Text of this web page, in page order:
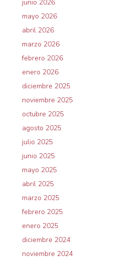
junio 2026
mayo 2026
abril 2026
marzo 2026
febrero 2026
enero 2026
diciembre 2025
noviembre 2025
octubre 2025
agosto 2025
julio 2025
junio 2025
mayo 2025
abril 2025
marzo 2025
febrero 2025
enero 2025
diciembre 2024
noviembre 2024